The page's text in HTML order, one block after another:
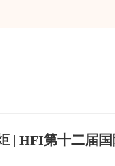
| HFI第十二届